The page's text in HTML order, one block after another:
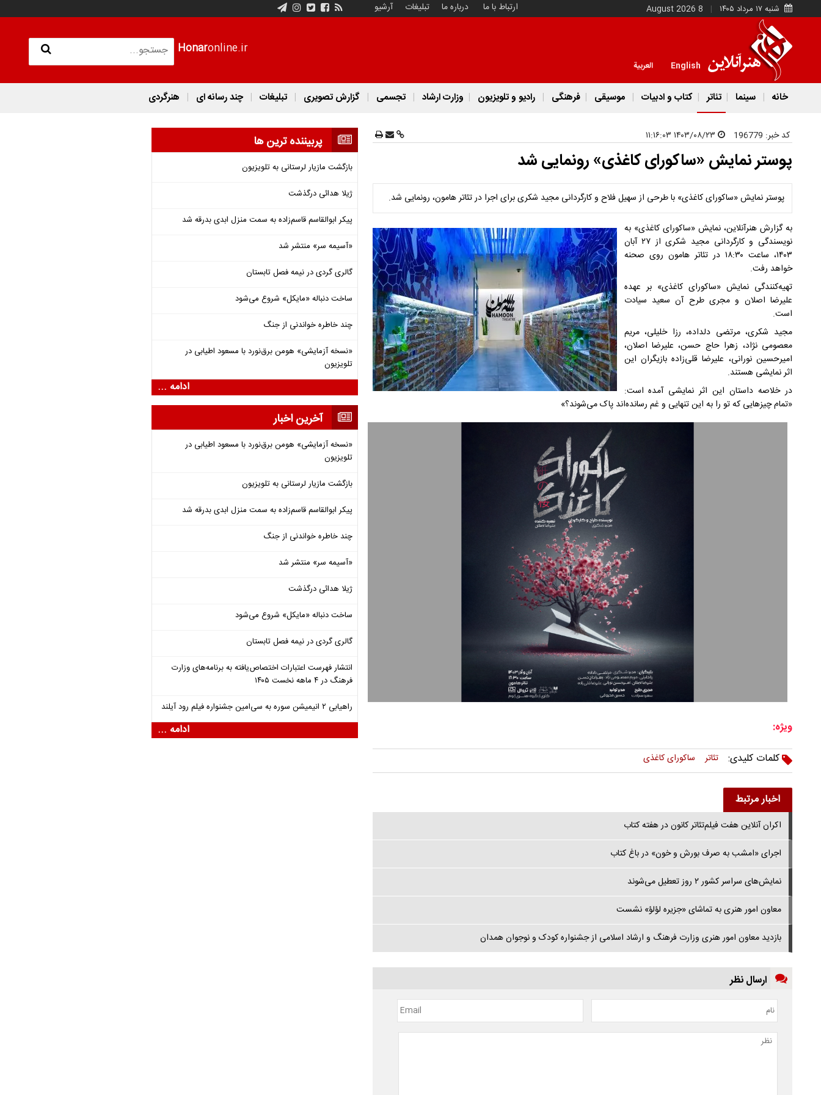
شنبه ۱۷ مرداد ۱۴۰۵ 8 August 2026 ارتباط با ما درباره ما تبلیغات آرشیو
Honaronline.ir
English العربية
خانه سینما تئاتر کتاب و ادبیات موسیقی فرهنگی رادیو و تلویزیون وزارت ارشاد تجسمی گزارش تصویری تبلیغات چند رسانه ای هنرگردی
کد خبر: 196779
پوستر نمایش «ساکورای کاغذی» رونمایی شد
پوستر نمایش «ساکورای کاغذی» با طرحی از سهیل فلاح و کارگردانی مجید شکری برای اجرا در تئاتر هامون، رونمایی شد.
به گزارش هنرآنلاین، نمایش «ساکورای کاغذی» به
نویسندگی و کارگردانی مجید شکری از ۲۷ آبان
۱۴۰۳، ساعت ۱۸:۳۰ در تئاتر هامون روی صحنه
خواهد رفت.
تهیه‌کنندگی نمایش «ساکورای کاغذی» بر عهده
علیرضا اصلان و مجری طرح آن سعید سیادت
است.
مجید شکری، مرتضی دلداده، رزا خلیلی، مریم
معصومی نژاد، زهرا حاج حسن، علیرضا اصلان،
امیرحسین نورانی، علیرضا قلی‌زاده بازیگران این
اثر نمایشی هستند.
در خلاصه داستان این اثر نمایشی آمده است:
«تمام چیزهایی که تو را به این تنهایی و غم رسانده‌اند پاک می‌شوند؟»
ویژه:
کلمات کلیدی:
تئاتر ساکورای کاغذی
اخبار مرتبط
اکران آنلاین هفت فیلم‌تئاتر کانون در هفته کتاب
اجرای «امشب به صرف بورش و خون» در باغ کتاب
نمایش‌های سراسر کشور ۲ روز تعطیل می‌شوند
معاون امور هنری به تماشای «جزیره لؤلؤ» نشست
بازدید معاون امور هنری وزارت فرهنگ و ارشاد اسلامی از جشنواره کودک و نوجوان همدان
ارسال نظر
پربیننده ترین ها
بازگشت مازیار لرستانی به تلویزیون
ژیلا هدائی درگذشت
پیکر ابوالقاسم قاسم‌زاده به سمت منزل ابدی بدرقه شد
«آسیمه سر» منتشر شد
گالری گردی در نیمه فصل تابستان
ساخت دنباله «مایکل» شروع می‌شود
چند خاطره خواندنی از جنگ
«نسخه آزمایشی» هومن برق‌نورد با مسعود اطیابی در
تلویزیون
ادامه ...
آخرین اخبار
«نسخه آزمایشی» هومن برق‌نورد با مسعود اطیابی در
تلویزیون
بازگشت مازیار لرستانی به تلویزیون
پیکر ابوالقاسم قاسم‌زاده به سمت منزل ابدی بدرقه شد
چند خاطره خواندنی از جنگ
«آسیمه سر» منتشر شد
ژیلا هدائی درگذشت
ساخت دنباله «مایکل» شروع می‌شود
گالری گردی در نیمه فصل تابستان
انتشار فهرست اعتبارات اختصاص‌یافته به برنامه‌های وزارت
فرهنگ در ۴ ماهه نخست ۱۴۰۵
راهیابی ۲ انیمیشن سوره به سی‌امین جشنواره فیلم رود آیلند
ادامه ...